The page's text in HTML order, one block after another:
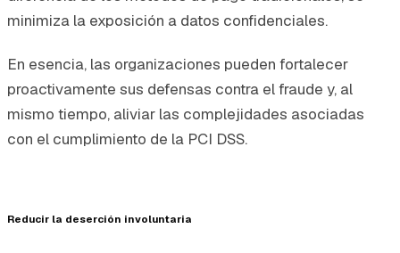
minimiza la exposición a datos confidenciales.
En esencia, las organizaciones pueden fortalecer
proactivamente sus defensas contra el fraude y, al
mismo tiempo, aliviar las complejidades asociadas
con el cumplimiento de la PCI DSS.
Reducir la deserción involuntaria